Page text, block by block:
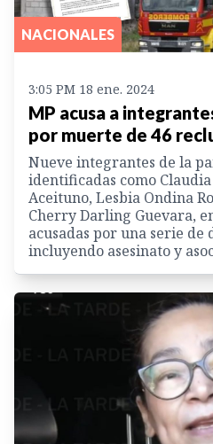
NACIONALES
3:05 PM 18 ene. 2024
MP acusa a
por muerte de 46
Nueve integrantes de la
identificadas como
Aceituno, Lesbia Ondina
Cherry Darling Guevara,
acusadas por una serie de
incluyendo asesinato y